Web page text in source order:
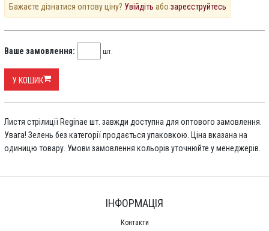
Бажаєте дізнатися оптову ціну? Увійдіть або зареєструйтесь
Ваше замовлення: шт.
У КОШИК
Листя стрілиції Reginae шт. завжди доступна для оптового замовлення.
Увага! Зелень без категорії продається упаковкою. Ціна вказана на
одиницю товару. Умови замовлення кольорів уточнюйте у менеджерів.
ІНФОРМАЦІЯ
Контакти